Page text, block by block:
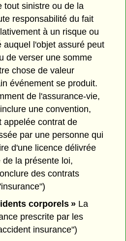
tout sinistre ou de la
responsabilité du fait
à un risque ou
auquel l'objet assuré peut
de verser une somme
chose de valeur
événement se produit.
de l'assurance-vie,
une convention,
appelée contrat de
par une personne qui
d'une licence délivrée
la présente loi,
des contrats
corporels »La
prescrite par les
insurance")